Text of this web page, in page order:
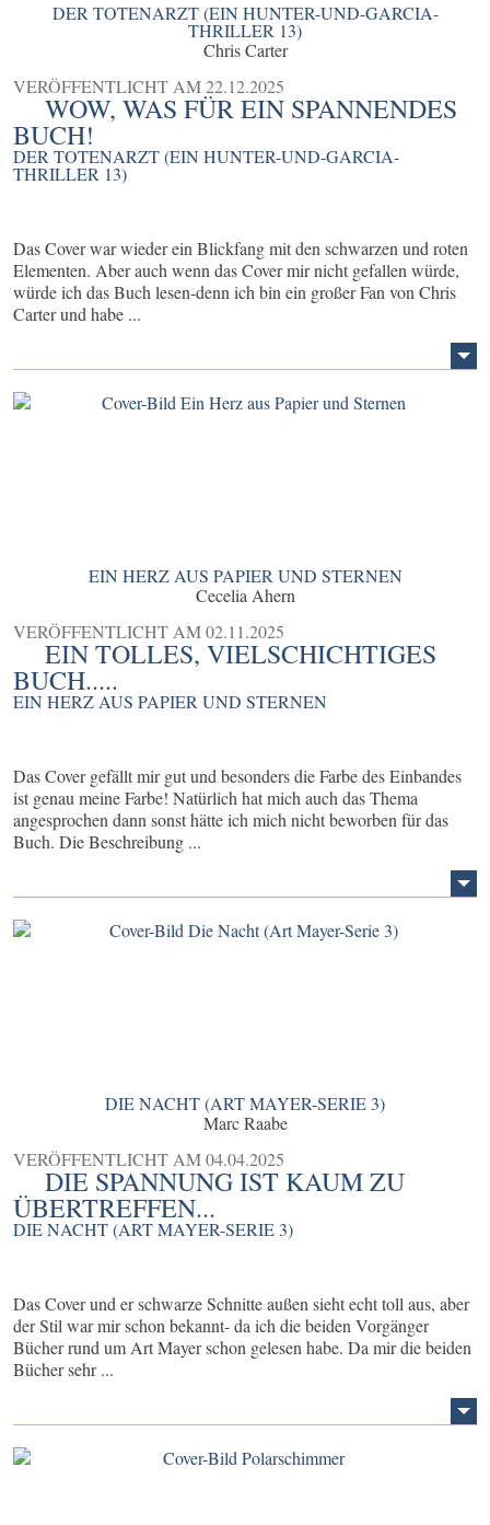
DER TOTENARZT (EIN HUNTER-UND-GARCIA-
THRILLER 13)
Chris Carter
VERÖFFENTLICHT AM22.12.2025
WOW, WAS FÜR EIN SPANNENDES
BUCH!
DER TOTENARZT (EIN HUNTER-UND-GARCIA-
THRILLER 13)
Das Cover war wieder ein Blickfang mit den schwarzen und roten
Elementen. Aber auch wenn das Cover mir nicht gefallen würde,
würde ich das Buch lesen-denn ich bin ein großer Fan von Chris
Carter und habe ...
EIN HERZ AUS PAPIER UND STERNEN
Cecelia Ahern
VERÖFFENTLICHT AM02.11.2025
EIN TOLLES, VIELSCHICHTIGES
BUCH.....
EIN HERZ AUS PAPIER UND STERNEN
Das Cover gefällt mir gut und besonders die Farbe des Einbandes
ist genau meine Farbe! Natürlich hat mich auch das Thema
angesprochen dann sonst hätte ich mich nicht beworben für das
Buch. Die Beschreibung ...
DIE NACHT (ART MAYER-SERIE 3)
Marc Raabe
VERÖFFENTLICHT AM04.04.2025
DIE SPANNUNG IST KAUM ZU
ÜBERTREFFEN...
DIE NACHT (ART MAYER-SERIE 3)
Das Cover und er schwarze Schnitte außen sieht echt toll aus, aber
der Stil war mir schon bekannt- da ich die beiden Vorgänger
Bücher rund um Art Mayer schon gelesen habe. Da mir die beiden
Bücher sehr ...